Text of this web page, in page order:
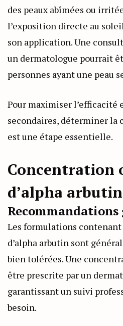
des peaux abîmées ou
l’exposition directe au
son application. Une
un dermatologue pourrait
personnes ayant une peau
Pour maximiser
secondaires, déterminer
est une étape essentielle.
Concentration
d’alpha arbutin
Recommandations
Les formulations contenant
d’alpha arbutin sont
bien tolérées. Une
être prescrite par un
garantissant un suivi
besoin.